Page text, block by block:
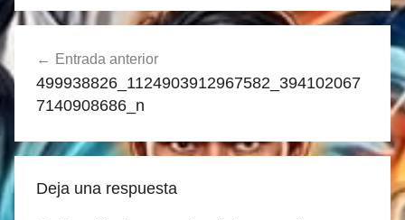
de
entradas
Entrada anterior
499938826_1124903912967582_394102067
7140908686_n
Deja una respuesta